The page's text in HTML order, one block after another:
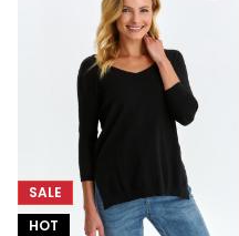
SALE
HOT